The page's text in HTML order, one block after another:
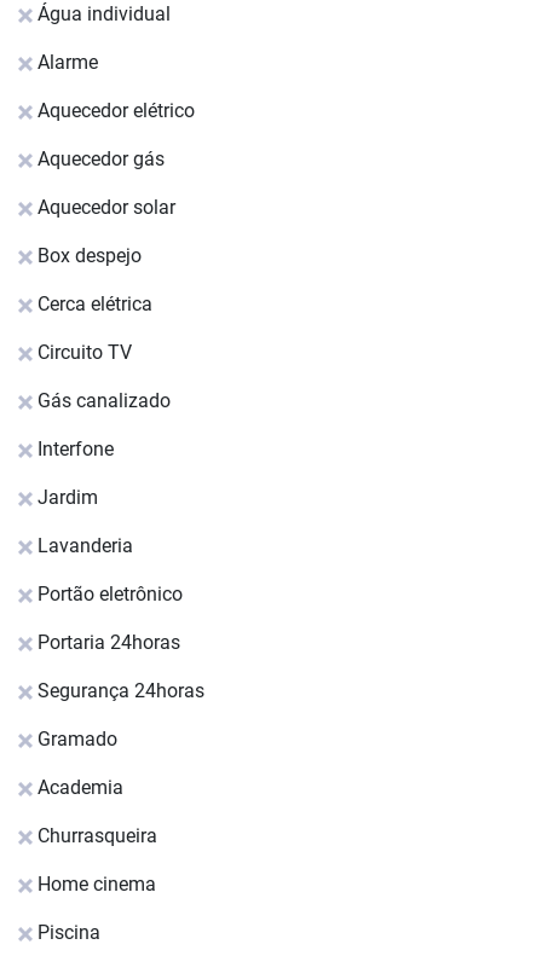
Água individual
Alarme
Aquecedor elétrico
Aquecedor gás
Aquecedor solar
Box despejo
Cerca elétrica
Circuito TV
Gás canalizado
Interfone
Jardim
Lavanderia
Portão eletrônico
Portaria 24horas
Segurança 24horas
Gramado
Academia
Churrasqueira
Home cinema
Piscina